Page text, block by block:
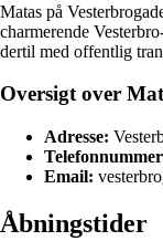
Matas på
charmerende
dertil med offentlig
Oversigt over
Adresse:
Email:
Åbningstider